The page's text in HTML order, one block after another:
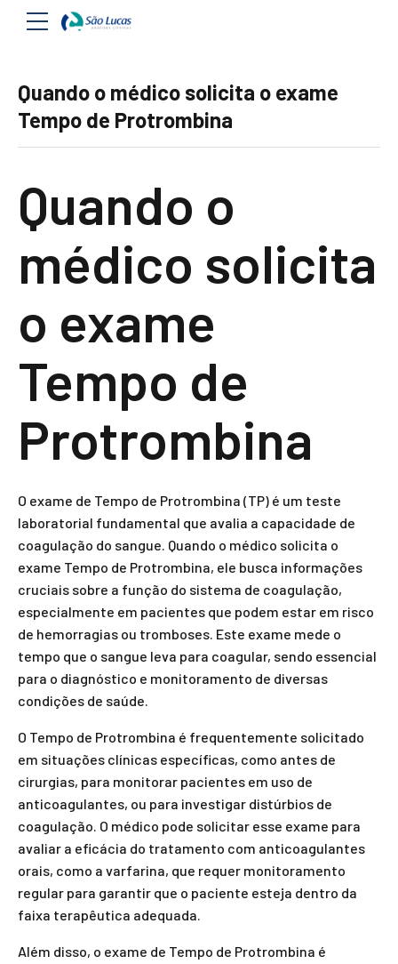
Quando o médico solicita o exame
Tempo de Protrombina
Quando o
médico solicita
o exame
Tempo de
Protrombina
O exame de Tempo de Protrombina (TP) é um teste
laboratorial fundamental que avalia a capacidade de
coagulação do sangue. Quando o médico solicita o
exame Tempo de Protrombina, ele busca informações
cruciais sobre a função do sistema de coagulação,
especialmente em pacientes que podem estar em risco
de hemorragias ou tromboses. Este exame mede o
tempo que o sangue leva para coagular, sendo essencial
para o diagnóstico e monitoramento de diversas
condições de saúde.
O Tempo de Protrombina é frequentemente solicitado
em situações clínicas específicas, como antes de
cirurgias, para monitorar pacientes em uso de
anticoagulantes, ou para investigar distúrbios de
coagulação. O médico pode solicitar esse exame para
avaliar a eficácia do tratamento com anticoagulantes
orais, como a varfarina, que requer monitoramento
regular para garantir que o paciente esteja dentro da
faixa terapêutica adequada.
Além disso, o exame de Tempo de Protrombina é